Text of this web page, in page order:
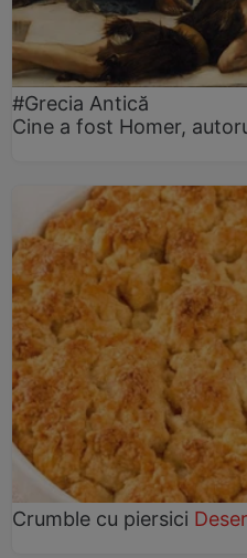
#Grecia Antică
Cine a fost Homer,
Crumble cu piersici